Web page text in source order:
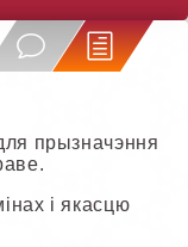
прызначэння
і якасцю